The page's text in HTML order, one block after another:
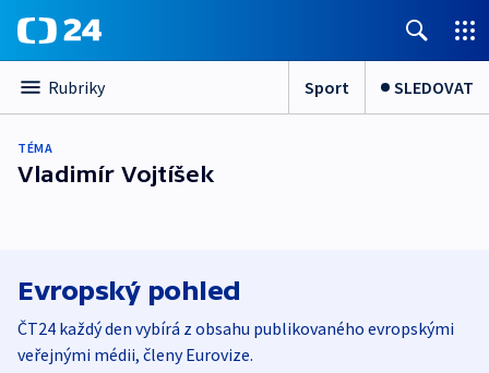
Rubriky Sport SLEDOVAT
TÉMA
Vladimír Vojtíšek
Evropský pohled
ČT24 každý den vybírá z obsahu publikovaného evropskými
veřejnými médii, členy Eurovize.